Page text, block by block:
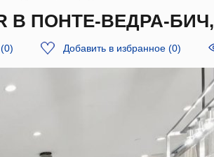
В ПОНТЕ-ВЕДРА-
(0) Добавить в избранное (0)